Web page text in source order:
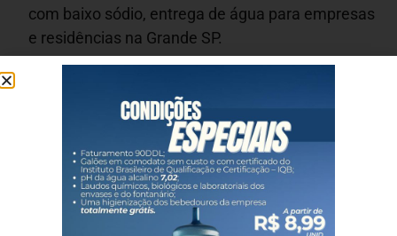
com baixo sódio, entrega de água para empresas
e residências na Grande SP.